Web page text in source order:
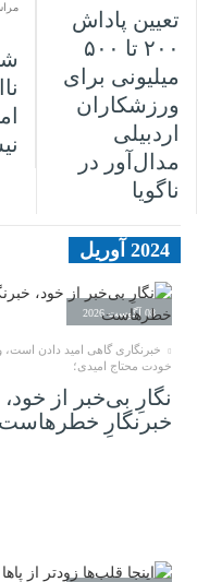
تعیین پاداش
۲۰۰ تا ۵۰۰
میلیونی برای
ورزشکاران
اردبیلی
مدال‌آور در
ناگویا
2024 آوریل
08 آگوست 2026
خبرنگاری گاهی امید دادن است،
خودت محتاج امیدی؛
نگارِ بی‌خبر از خود،
خبرنگارِ خطرهاست